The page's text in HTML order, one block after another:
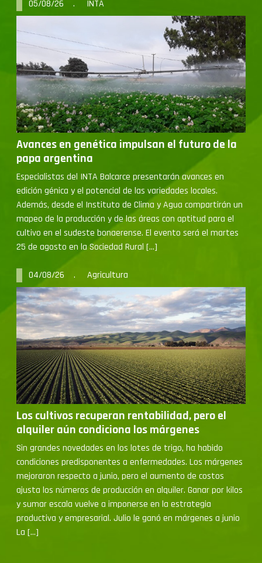
Avances en genética impulsan el futuro de la
papa argentina
Especialistas del INTA Balcarce presentarán avances en
edición génica y el potencial de las variedades locales.
Además, desde el Instituto de Clima y Agua compartirán un
mapeo de la producción y de las áreas con aptitud para el
cultivo en el sudeste bonaerense. El evento será el martes
25 de agosto en la Sociedad Rural […]
04/08/26 . Agricultura
Los cultivos recuperan rentabilidad, pero el
alquiler aún condiciona los márgenes
Sin grandes novedades en los lotes de trigo, ha habido
condiciones predisponentes a enfermedades. Los márgenes
mejoraron respecto a junio, pero el aumento de costos
ajusta los números de producción en alquiler. Ganar por kilos
y sumar escala vuelve a imponerse en la estrategia
productiva y empresarial. Julio le ganó en márgenes a junio
La […]